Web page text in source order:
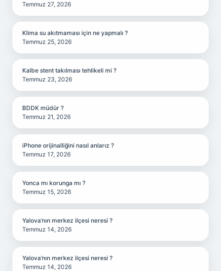
Temmuz 27, 2026
Klima su akıtmaması için ne yapmalı ?
Temmuz 25, 2026
Kalbe stent takılması tehlikeli mi ?
Temmuz 23, 2026
BDDK müdür ?
Temmuz 21, 2026
iPhone orijinalliğini nasıl anlarız ?
Temmuz 17, 2026
Yonca mı korunga mı ?
Temmuz 15, 2026
Yalova’nın merkez ilçesi neresi ?
Temmuz 14, 2026
Yalova’nın merkez ilçesi neresi ?
Temmuz 14, 2026